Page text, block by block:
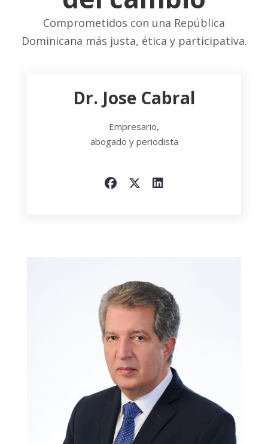
Comprometidos con una República
Dominicana más justa, ética y participativa.
Dr. Jose Cabral
Empresario,
abogado y periodista